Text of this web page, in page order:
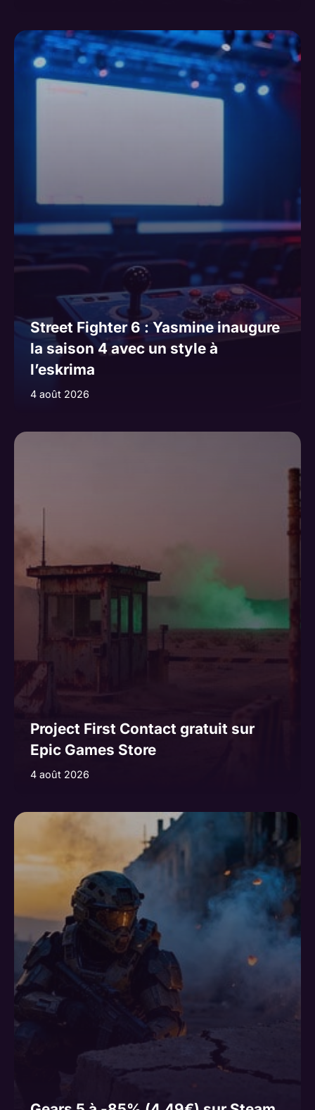
Street Fighter 6 : Yasmine inaugure
la saison 4 avec un style à
l’eskrima
4 août 2026
Project First Contact gratuit sur
Epic Games Store
4 août 2026